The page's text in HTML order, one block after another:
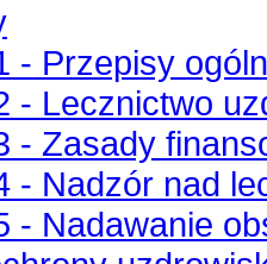
- Przepisy
- Lecznictwo
- Zasady
- Nadzór nad
- Nadawanie